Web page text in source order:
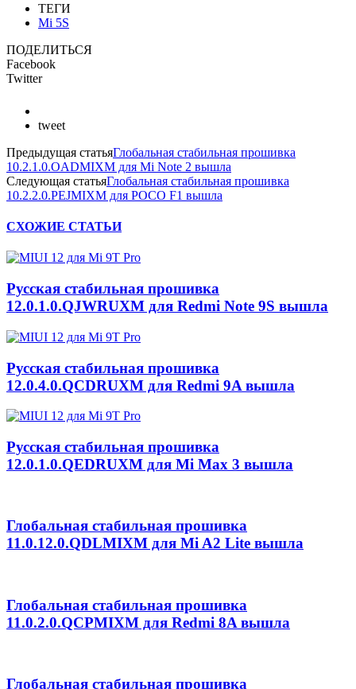
ТЕГИ
Mi 5S
ПОДЕЛИТЬСЯ
Facebook
Twitter
tweet
Предыдущая статьяГлобальная стабильная прошивка
10.2.1.0.OADMIXM для Mi Note 2 вышла
Следующая статьяГлобальная стабильная прошивка
10.2.2.0.PEJMIXM для POCO F1 вышла
СХОЖИЕ СТАТЬИ
Русская стабильная прошивка
12.0.1.0.QJWRUXM для Redmi Note 9S вышла
Русская стабильная прошивка
12.0.4.0.QCDRUXM для Redmi 9A вышла
Русская стабильная прошивка
12.0.1.0.QEDRUXM для Mi Max 3 вышла
Глобальная стабильная прошивка
11.0.12.0.QDLMIXM для Mi A2 Lite вышла
Глобальная стабильная прошивка
11.0.2.0.QCPMIXM для Redmi 8A вышла
Глобальная стабильная прошивка